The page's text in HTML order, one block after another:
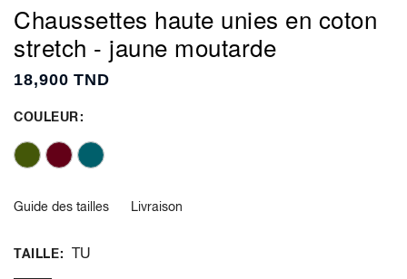
Chaussettes haute unies en coton
stretch - jaune moutarde
18,900 TND
COULEUR
Guide des tailles Livraison
TAILLE TU